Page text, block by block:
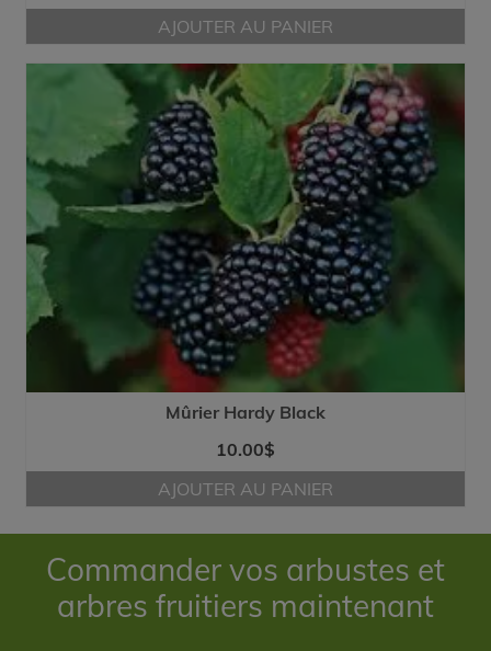
AJOUTER AU PANIER
Mûrier Hardy Black
10.00$
AJOUTER AU PANIER
Commander vos arbustes et
arbres fruitiers maintenant